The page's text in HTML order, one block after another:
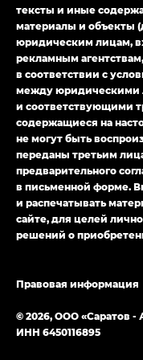
Empow —
Джи Эс — GS,
в спортивном
тексты и иные
материалы и объекты
юридическим лицам,
рекламным
в соответствии с
между
и соответствующими
содержащиеся на
не могут быть
переданы третьим
предварительного
в письменной форме.
и распечатывать
сайте, для целей
решений о
© 2026, ООО «Саратов -
ИНН 6450116895
Правовая информация